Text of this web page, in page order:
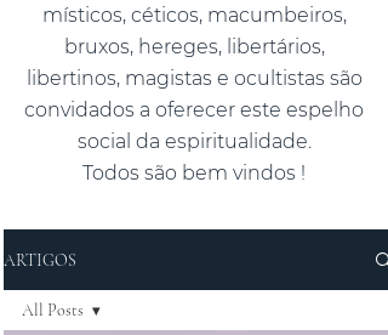
místicos, céticos, macumbeiros,
bruxos, hereges, libertários,
libertinos, magistas e ocultistas são
convidados a oferecer este espelho
social da espiritualidade.
Todos são bem vindos !
ARTIGOS
All Posts